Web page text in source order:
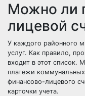
Можно ли
лицевой
У каждого районного
услуг. Как правило,
входит в этот список.
платежи
финансово-лицевого
карточки учета.